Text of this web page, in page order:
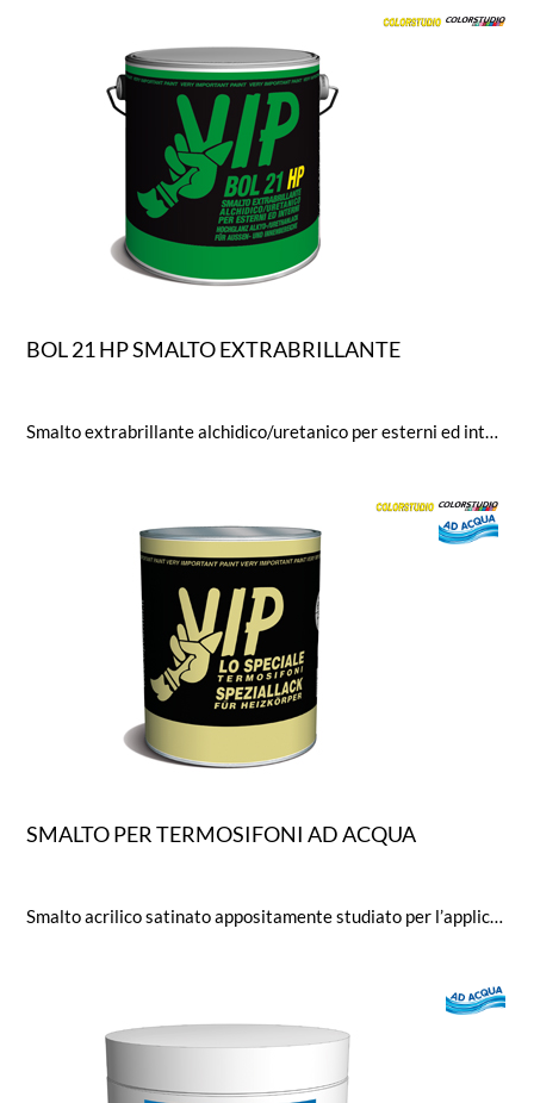
BOL 21 HP SMALTO EXTRABRILLANTE
Smalto extrabrillante alchidico/uretanico per esterni ed interniSmalto alchidico-uretanico per legno e ferro, dotato di ottima copertura, pennellabilità, brillantezza e distensione.Formulato con particolari additivi passivanti/inibitori che garantiscono elevatissime resistenze agli agenti atmosfericinel tempo. Valore di brillantezza secondo ISO 2813 > 95 gloss.
SMALTO PER TERMOSIFONI AD ACQUA
Smalto acrilico satinato appositamente studiato per l’applicazione su termosifoni e pannelli radianti in alluminio, leghe leggere e ghisa. Non ingiallisce, inodore, diluibile con acqua, rapida essiccazione. Brillantezza (Glossmetro a 60°): 35